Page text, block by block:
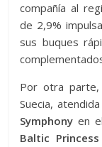
compañía al
de 2,9%
sus buques
Por otra parte,
Suecia,
Symphony en
Baltic Princess